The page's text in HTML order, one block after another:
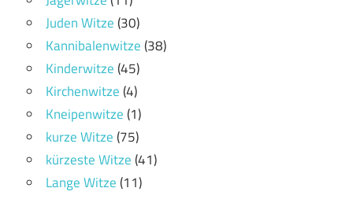
Juden Witze(30)
Kannibalenwitze(38)
Kinderwitze(45)
Kirchenwitze(4)
Kneipenwitze(1)
kurze Witze(75)
kürzeste Witze(41)
Lange Witze(11)